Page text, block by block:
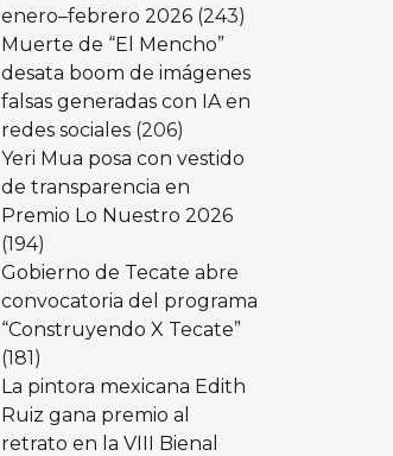
enero–febrero 2026 (243)
Muerte de “El Mencho”
desata boom de imágenes
falsas generadas con IA en
redes sociales (206)
Yeri Mua posa con vestido
de transparencia en
Premio Lo Nuestro 2026
(194)
Gobierno de Tecate abre
convocatoria del programa
“Construyendo X Tecate”
(181)
La pintora mexicana Edith
Ruiz gana premio al
retrato en la VIII Bienal